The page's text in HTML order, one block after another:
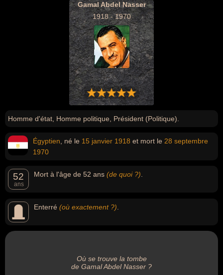
Gamal Abdel Nasser
1918 - 1970
Homme d'état, Homme politique, Président (Politique).
Égyptien , né le 15 janvier 1918 et mort le 28 septembre
1970
52
ans
Mort à l'âge de 52 ans (de quoi ?)
Enterré (où exactement ?)
Où se trouve la tombe
de Gamal Abdel Nasser ?